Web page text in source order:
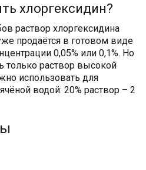
хлоргексидин?
раствор хлоргексидина
продаётся в готовом виде
0,05% или 0,1%. Но
только раствор высокой
использовать для
водой: 20% раствор – 2